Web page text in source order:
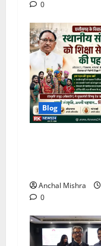
0
Blog
Anchal Mishra
0